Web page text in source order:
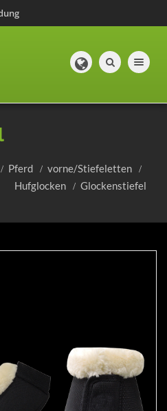
Toggle
Pferd
vorne/Stiefeletten
Hufglocken
Glockenstiefel